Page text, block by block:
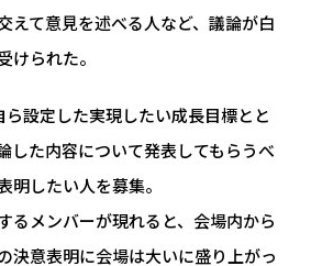
えて意見を述べる人など、議論が白
けられた。
設定した実現したい成長目標とと
した内容について発表してもらうべ
明したい人を募集。
るメンバーが現れると、会場内から
決意表明に会場は大いに盛り上がっ